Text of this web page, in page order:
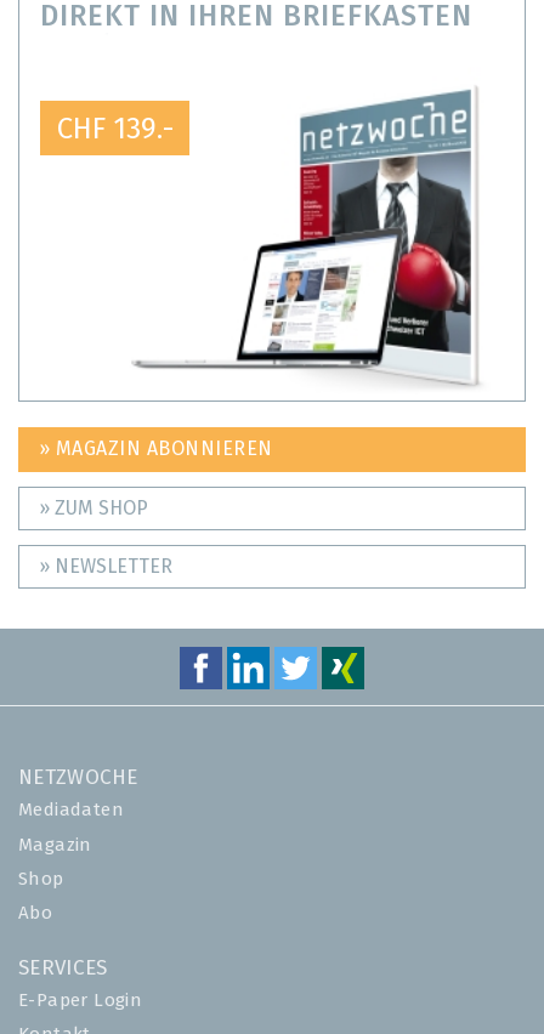
DIREKT IN IHREN BRIEFKASTEN
CHF 139.-
» MAGAZIN ABONNIEREN
» ZUM SHOP
» NEWSLETTER
NETZWOCHE
Mediadaten
Magazin
Shop
Abo
SERVICES
E-Paper Login